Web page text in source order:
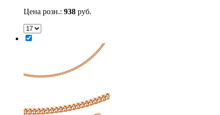
Цена розн.: 938 руб.